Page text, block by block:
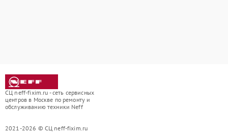
СЦ neff-fixim.ru - сеть сервисных
центров в Москве по ремонту и
обслуживанию техники Neff
2021-2026 © СЦ neff-fixim.ru